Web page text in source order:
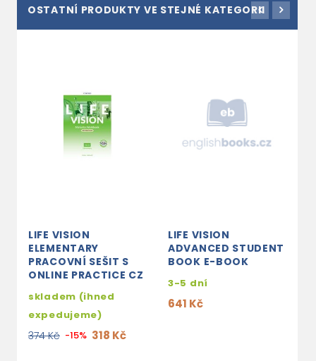
OSTATNÍ PRODUKTY VE STEJNÉ KATEGORII
LIFE VISION
ELEMENTARY
PRACOVNÍ SEŠIT S
ONLINE PRACTICE CZ
skladem (ihned
expedujeme)
374 Kč -15% 318 Kč
LIFE VISION
ADVANCED STUDENT
BOOK E-BOOK
3-5 dní
641 Kč